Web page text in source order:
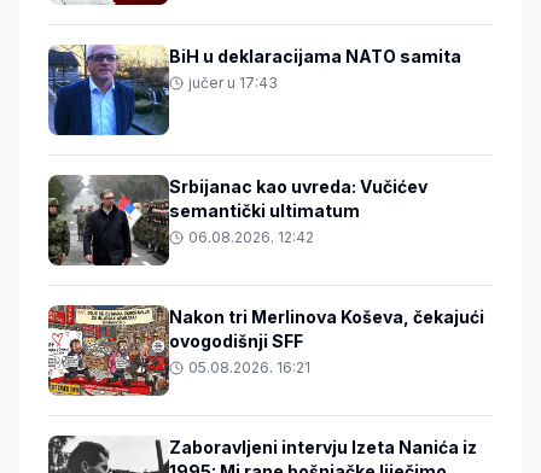
BiH u deklaracijama NATO samita
jučer u 17:43
Srbijanac kao uvreda: Vučićev
semantički ultimatum
06.08.2026. 12:42
Nakon tri Merlinova Koševa, čekajući
ovogodišnji SFF
05.08.2026. 16:21
Zaboravljeni intervju Izeta Nanića iz